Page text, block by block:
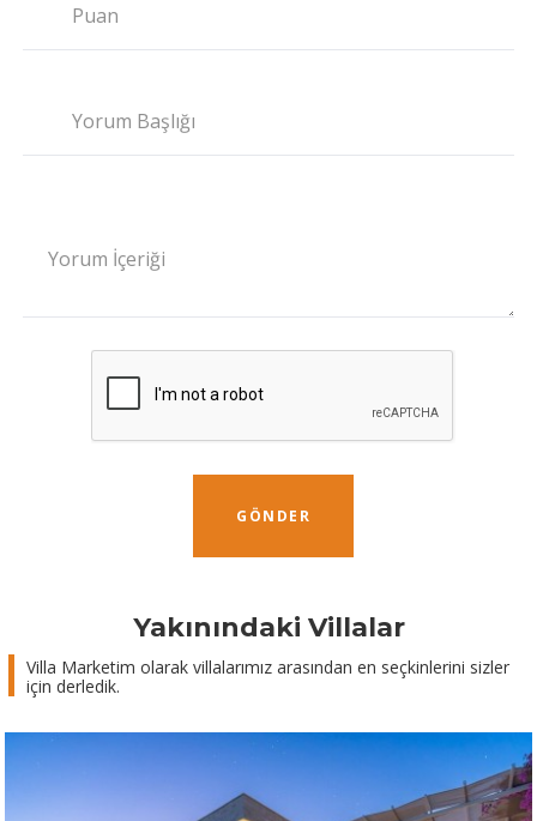
Puan
Yorum Başlığı
Yorum İçeriği
GÖNDER
Yakınındaki Villalar
Villa Marketim olarak villalarımız arasından en seçkinlerini sizler
için derledik.